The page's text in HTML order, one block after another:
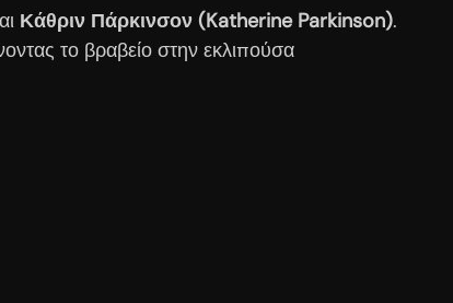
Κάθριν Πάρκινσον (Katherine Parkinson).
το βραβείο στην εκλιπούσα